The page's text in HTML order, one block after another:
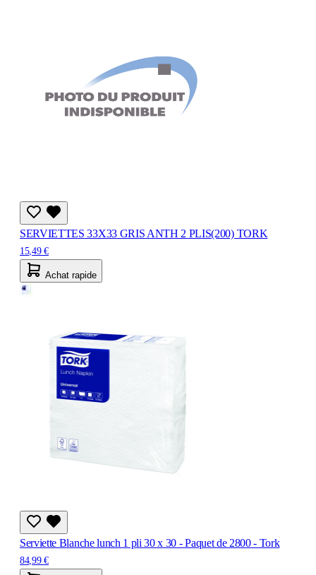
SERVIETTES 33X33 GRIS ANTH 2 PLIS(200) TORK
15,49 €
Achat rapide
Serviette Blanche lunch 1 pli 30 x 30 - Paquet de 2800 - Tork
84,99 €